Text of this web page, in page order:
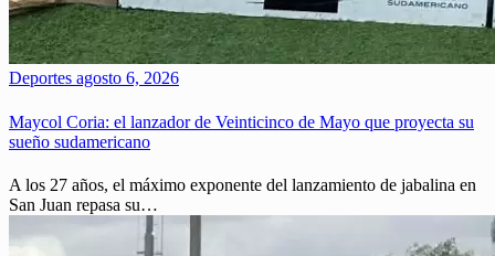
Deportes agosto 6, 2026
Maycol Coria: el lanzador de Veinticinco de Mayo que proyecta su
sueño sudamericano
A los 27 años, el máximo exponente del lanzamiento de jabalina en
San Juan repasa su…